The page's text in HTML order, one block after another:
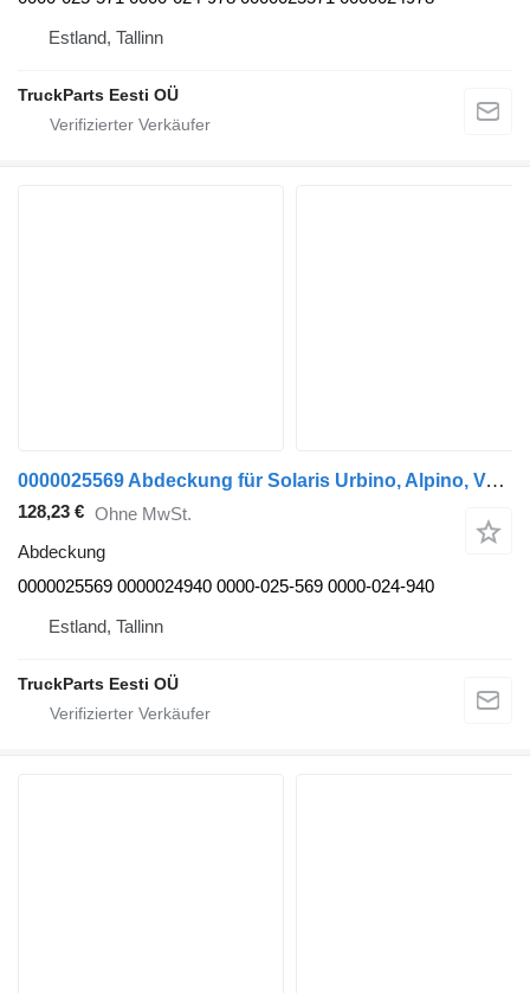
Estland, Tallinn
TruckParts Eesti OÜ
0000025569 Abdeckung für Solaris Urbino, Alpino, Vacanza (1999-) Bus
128,23 € Ohne MwSt.
Abdeckung
0000025569 0000024940 0000-025-569 0000-024-940
Estland, Tallinn
TruckParts Eesti OÜ